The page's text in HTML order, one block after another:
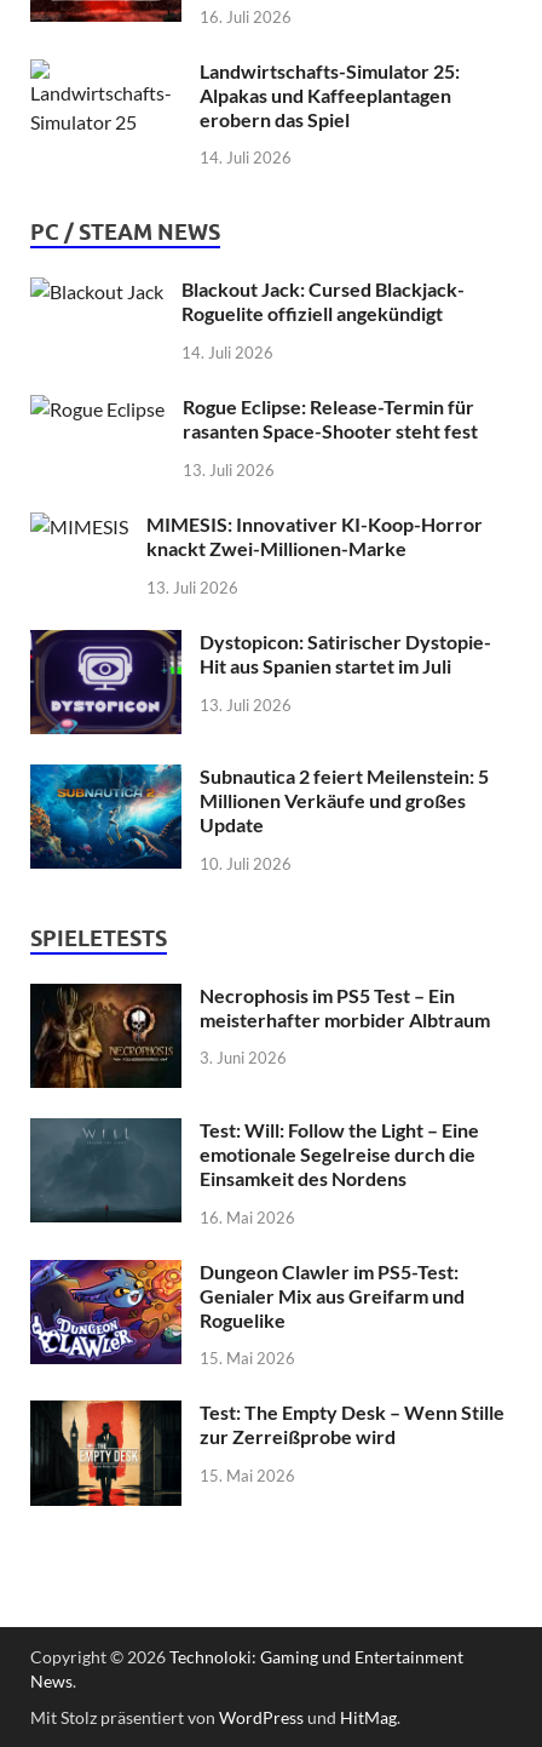
16. Juli 2026
Landwirtschafts-Simulator 25:
Alpakas und Kaffeeplantagen
erobern das Spiel
14. Juli 2026
PC / STEAM NEWS
Blackout Jack: Cursed Blackjack-
Roguelite offiziell angekündigt
14. Juli 2026
Rogue Eclipse: Release-Termin für
rasanten Space-Shooter steht fest
13. Juli 2026
MIMESIS: Innovativer KI-Koop-Horror
knackt Zwei-Millionen-Marke
13. Juli 2026
Dystopicon: Satirischer Dystopie-
Hit aus Spanien startet im Juli
13. Juli 2026
Subnautica 2 feiert Meilenstein: 5
Millionen Verkäufe und großes
Update
10. Juli 2026
SPIELETESTS
Necrophosis im PS5 Test – Ein
meisterhafter morbider Albtraum
3. Juni 2026
Test: Will: Follow the Light – Eine
emotionale Segelreise durch die
Einsamkeit des Nordens
16. Mai 2026
Dungeon Clawler im PS5-Test:
Genialer Mix aus Greifarm und
Roguelike
15. Mai 2026
Test: The Empty Desk – Wenn Stille
zur Zerreißprobe wird
15. Mai 2026
Copyright © 2026Technoloki: Gaming und Entertainment
News.
Mit Stolz präsentiert von WordPressund HitMag.